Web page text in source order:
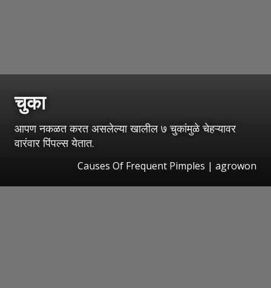
चुका
आपण नकळत करत असलेल्या खालील ७ चुकांमुळे चेहऱ्यावर
वारंवार पिंपल्स येतात.
Causes Of Frequent Pimples | agrowon